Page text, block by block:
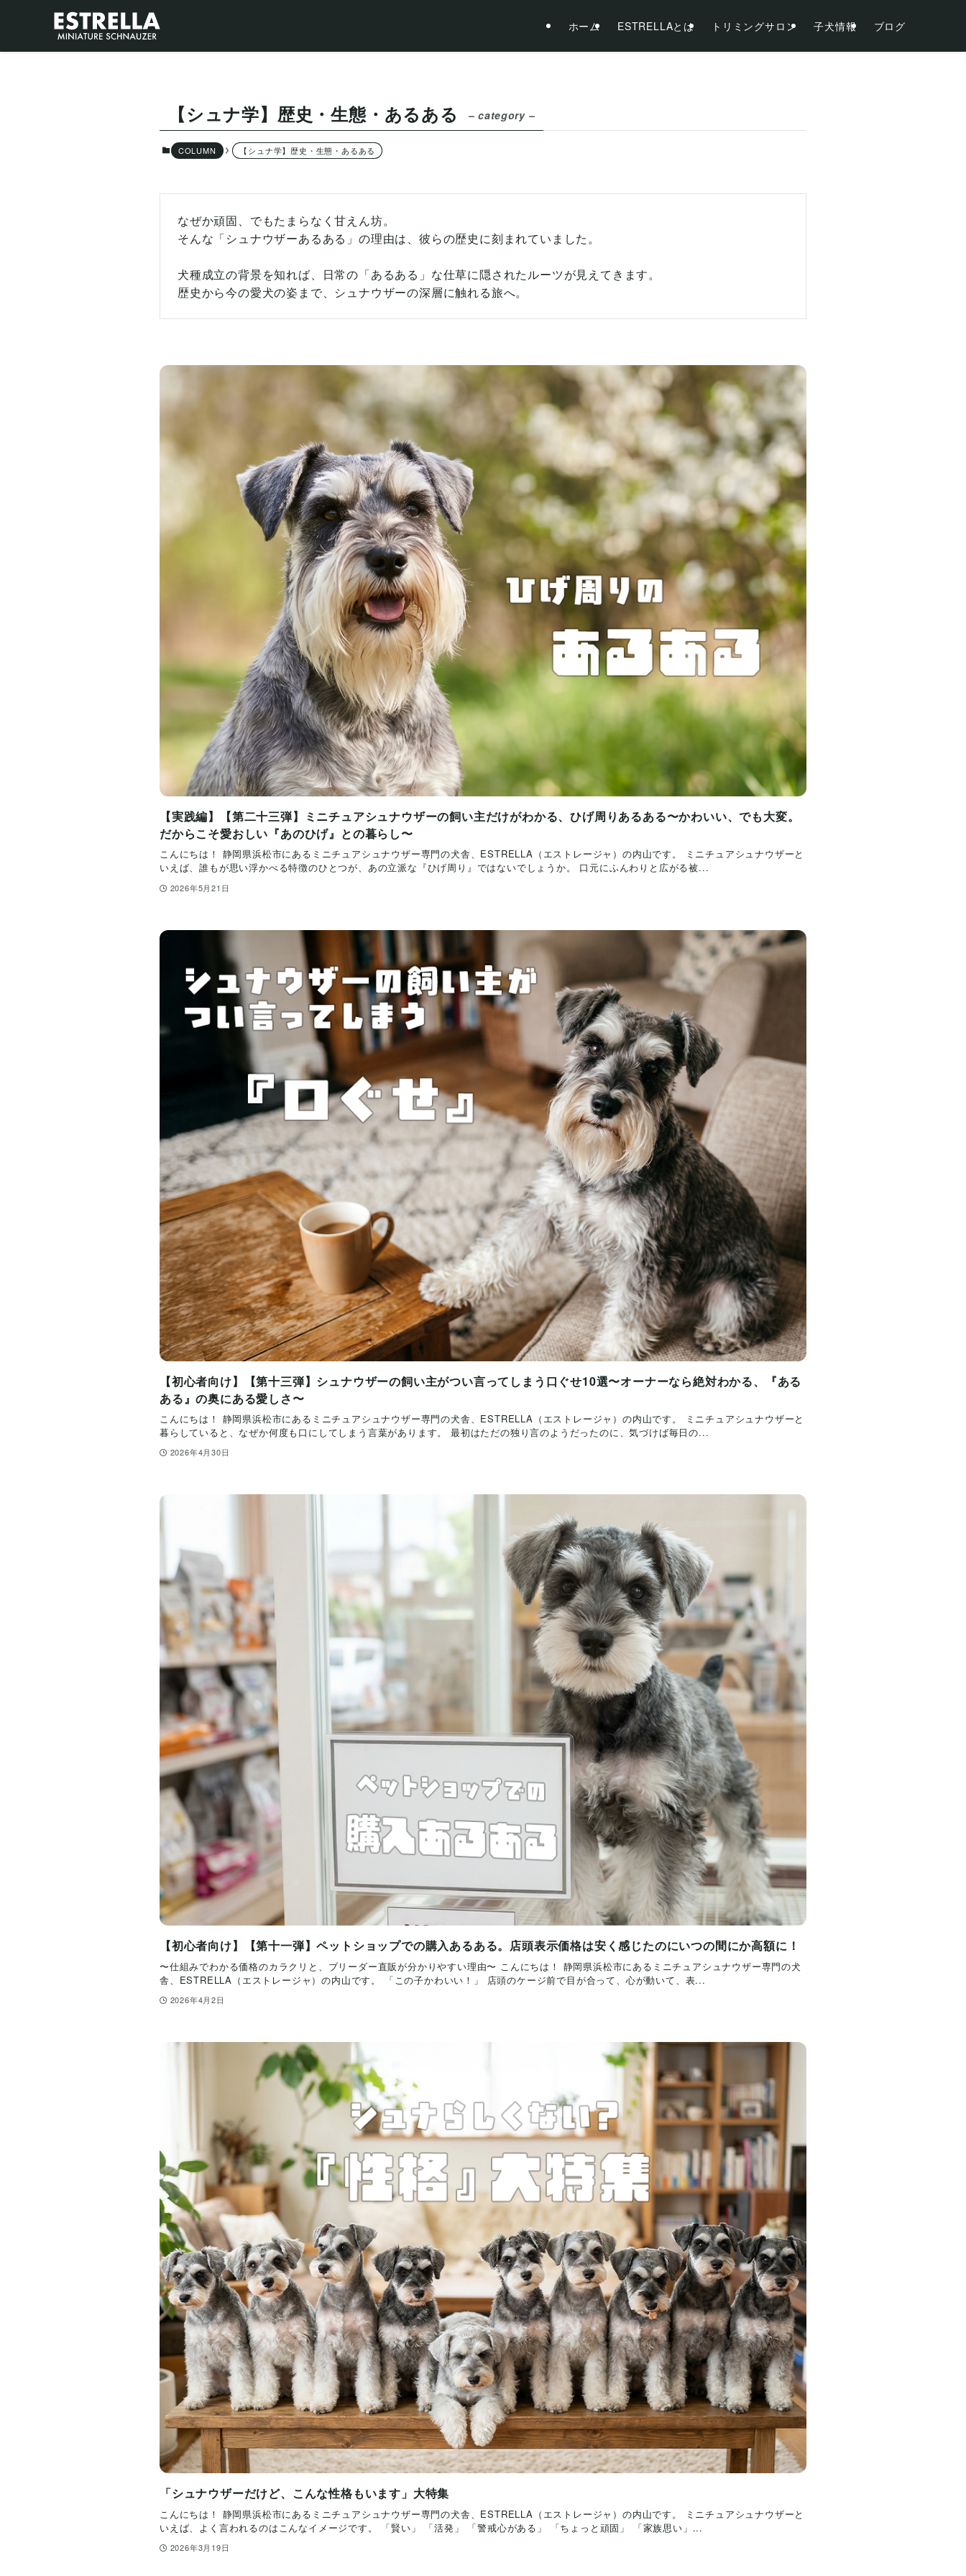
ホーム ESTRELLAとは トリミングサロン 子犬情報 ブログ
【シュナ学】歴史・生態・あるある – category –
COLUMN 【シュナ学】歴史・生態・あるある
なぜか頑固、でもたまらなく甘えん坊。
そんな「シュナウザーあるある」の理由は、彼らの歴史に刻まれていました。
犬種成立の背景を知れば、日常の「あるある」な仕草に隠されたルーツが見えてきます。
歴史から今の愛犬の姿まで、シュナウザーの深層に触れる旅へ。
【実践編】【第二十三弾】ミニチュアシュナウザーの飼い主だけがわかる、ひげ周りあるある〜かわいい、でも大変。
だからこそ愛おしい『あのひげ』との暮らし〜
こんにちは！ 静岡県浜松市にあるミニチュアシュナウザー専門の犬舎、ESTRELLA（エストレージャ）の内山です。 ミニチュアシュナウザーと
いえば、誰もが思い浮かべる特徴のひとつが、あの立派な『ひげ周り』ではないでしょうか。 口元にふんわりと広がる被...
2026年5月21日
【初心者向け】【第十三弾】シュナウザーの飼い主がつい言ってしまう口ぐせ10選〜オーナーなら絶対わかる、『ある
ある』の奥にある愛しさ〜
こんにちは！ 静岡県浜松市にあるミニチュアシュナウザー専門の犬舎、ESTRELLA（エストレージャ）の内山です。 ミニチュアシュナウザーと
暮らしていると、なぜか何度も口にしてしまう言葉があります。 最初はただの独り言のようだったのに、気づけば毎日の...
2026年4月30日
【初心者向け】【第十一弾】ペットショップでの購入あるある。店頭表示価格は安く感じたのにいつの間にか高額に！
〜仕組みでわかる価格のカラクリと、ブリーダー直販が分かりやすい理由〜 こんにちは！ 静岡県浜松市にあるミニチュアシュナウザー専門の犬
舎、ESTRELLA（エストレージャ）の内山です。 「この子かわいい！」 店頭のケージ前で目が合って、心が動いて、表...
2026年4月2日
「シュナウザーだけど、こんな性格もいます」大特集
こんにちは！ 静岡県浜松市にあるミニチュアシュナウザー専門の犬舎、ESTRELLA（エストレージャ）の内山です。 ミニチュアシュナウザーと
いえば、よく言われるのはこんなイメージです。 「賢い」 「活発」 「警戒心がある」 「ちょっと頑固」 「家族思い」...
2026年3月19日